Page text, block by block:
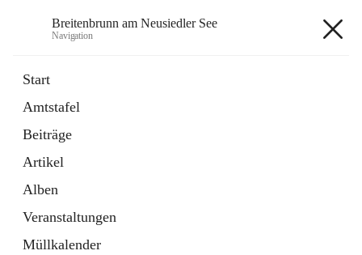
Breitenbrunn am Neusiedler See
Navigation
Start
Amtstafel
Beiträge
Artikel
Alben
Veranstaltungen
Müllkalender
18 Schnellzugriffe
Gemeindeservice